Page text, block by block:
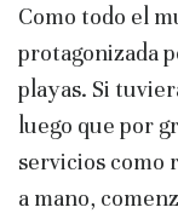
Como todo el
protagonizada
playas. Si
luego que por
servicios como
a mano,